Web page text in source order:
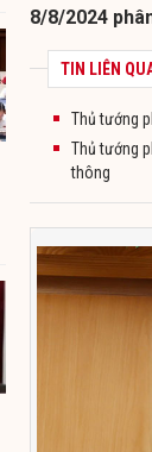
8/8/2024
TIN LIÊN
Thủ tướng
Thủ tướng
thông